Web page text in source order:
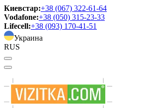
Киевстар:+38 (067) 322-61-64
Vodafone:+38 (050) 315-23-33
Lifecell:+38 (093) 170-41-51
Украина
RUS